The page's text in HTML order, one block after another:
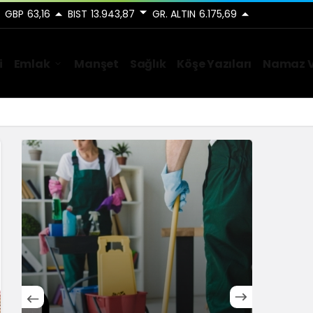
GBP 63,16 BIST 13.943,87 GR. ALTIN 6.175,69